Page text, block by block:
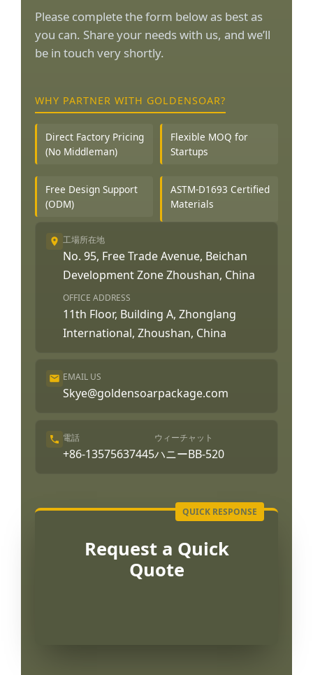
Please complete the form below as best as
you can. Share your needs with us, and we’ll
be in touch very shortly.
WHY PARTNER WITH GOLDENSOAR?
Direct Factory Pricing
(No Middleman)
Flexible MOQ for
Startups
Free Design Support
(ODM)
ASTM-D1693 Certified
Materials
工場所在地
No. 95, Free Trade Avenue, Beichan
Development Zone Zhoushan, China
OFFICE ADDRESS
11th Floor, Building A, Zhonglang
International, Zhoushan, China
EMAIL US
Skye@goldensoarpackage.com
電話
+86-13575637445
ウィーチャット
ハニーBB-520
Request a Quick
Quote